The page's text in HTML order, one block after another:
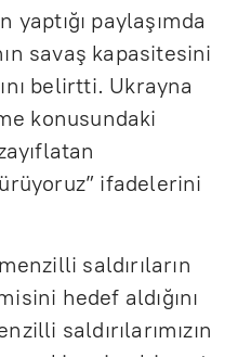
yaptığı paylaşımda
savaş kapasitesini
belirtti. Ukrayna
konusundaki
ifadelerini
saldırıların
hedef aldığını
saldırılarımızın